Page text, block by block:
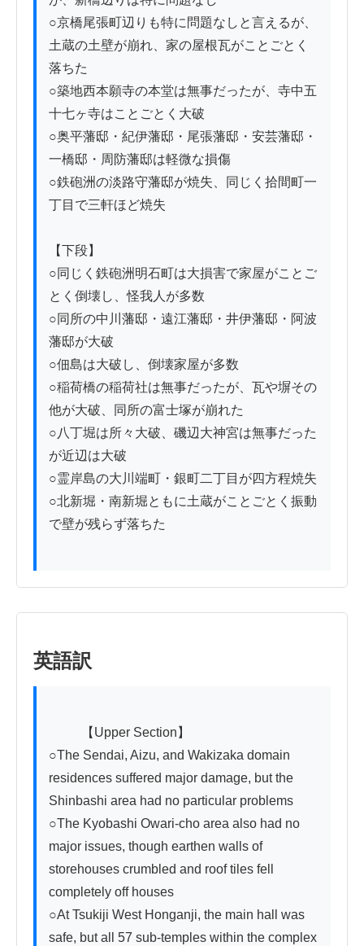
○京橋尾張町辺りも特に問題なしと言えるが、
土蔵の土壁が崩れ、家の屋根瓦がことごとく
落ちた
○築地西本願寺の本堂は無事だったが、寺中五
十七ヶ寺はことごとく大破
○奥平藩邸・紀伊藩邸・尾張藩邸・安芸藩邸・
一橋邸・周防藩邸は軽微な損傷
○鉄砲洲の淡路守藩邸が焼失、同じく拾間町一
丁目で三軒ほど焼失
【下段】
○同じく鉄砲洲明石町は大損害で家屋がことご
とく倒壊し、怪我人が多数
○同所の中川藩邸・遠江藩邸・井伊藩邸・阿波
藩邸が大破
○佃島は大破し、倒壊家屋が多数
○稲荷橋の稲荷社は無事だったが、瓦や塀その
他が大破、同所の富士塚が崩れた
○八丁堀は所々大破、磯辺大神宮は無事だった
が近辺は大破
○霊岸島の大川端町・銀町二丁目が四方程焼失
○北新堀・南新堀ともに土蔵がことごとく振動
で壁が残らず落ちた
英語訳
○The Sendai, Aizu, and Wakizaka domain
residences suffered major damage, but the
Shinbashi area had no particular problems
○The Kyobashi Owari-cho area also had no
major issues, though earthen walls of
storehouses crumbled and roof tiles fell
completely off houses
○At Tsukiji West Honganji, the main hall was
safe, but all 57 sub-temples within the complex